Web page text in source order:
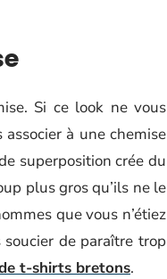
Si ce look ne vous
à une chemise
superposition crée du
plus gros qu’ils ne le
que vous n’étiez
de paraître trop
t-shirts bretons.